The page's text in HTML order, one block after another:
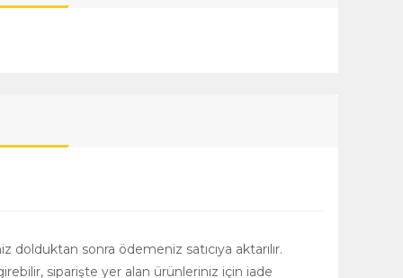
dolduktan sonra ödemeniz satıcıya aktarılır.
siparişte yer alan ürünleriniz için iade